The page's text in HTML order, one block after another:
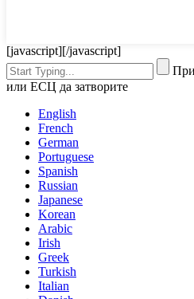
[javascript][/javascript]
или ЕСЦ да затворите
English
French
German
Portuguese
Spanish
Russian
Japanese
Korean
Arabic
Irish
Greek
Turkish
Italian